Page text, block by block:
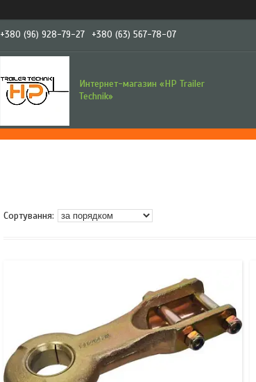
+380 (96) 928-79-27 +380 (63) 567-78-07
Интернет-магазин «HP Trailer
Technik»